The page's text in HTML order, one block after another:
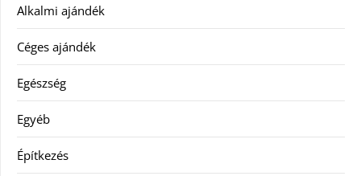
Alkalmi ajándék
Céges ajándék
Egészség
Egyéb
Építkezés